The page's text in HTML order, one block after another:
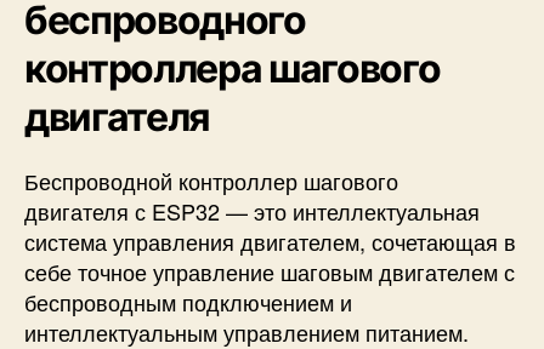
беспроводного
контроллера шагового
двигателя
Беспроводной контроллер шагового
двигателя с ESP32 — это интеллектуальная
система управления двигателем, сочетающая в
себе точное управление шаговым двигателем с
беспроводным подключением и
интеллектуальным управлением питанием.